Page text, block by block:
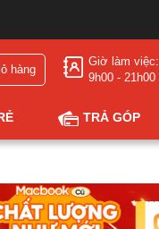
hàng
Giờ làm việc:
9h00 - 21h00
TRẢ GÓP